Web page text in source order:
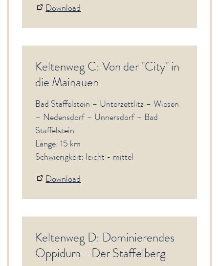
Download
Keltenweg C: Von der "City" in
die Mainauen
Bad Staffelstein – Unterzettlitz – Wiesen
– Nedensdorf – Unnersdorf – Bad
Staffelstein
Länge: 15 km
Schwierigkeit: leicht - mittel
Download
Keltenweg D: Dominierendes
Oppidum - Der Staffelberg